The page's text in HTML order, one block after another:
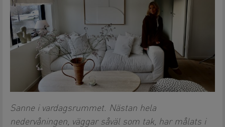
Sanne i vardagsrummet. Nästan hela
nedervåningen, väggar såväl som tak, har målats i